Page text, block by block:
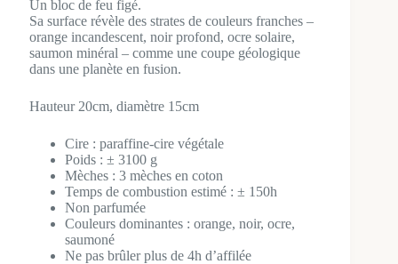
Un bloc de feu figé.
Sa surface révèle des strates de couleurs franches –
orange incandescent, noir profond, ocre solaire,
saumon minéral – comme une coupe géologique
dans une planète en fusion.
Hauteur 20cm, diamètre 15cm
Cire : paraffine-cire végétale
Poids : ± 3100 g
Mèches : 3 mèches en coton
Temps de combustion estimé : ± 150h
Non parfumée
Couleurs dominantes : orange, noir, ocre,
saumoné
Ne pas brûler plus de 4h d’affilée